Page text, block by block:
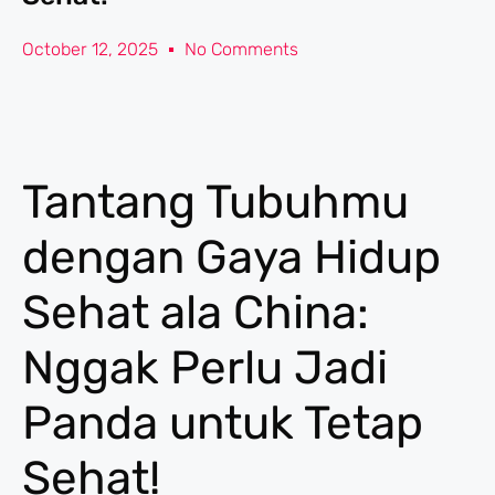
October 12, 2025 No Comments
Tantang Tubuhmu
dengan Gaya Hidup
Sehat ala China:
Nggak Perlu Jadi
Panda untuk Tetap
Sehat!